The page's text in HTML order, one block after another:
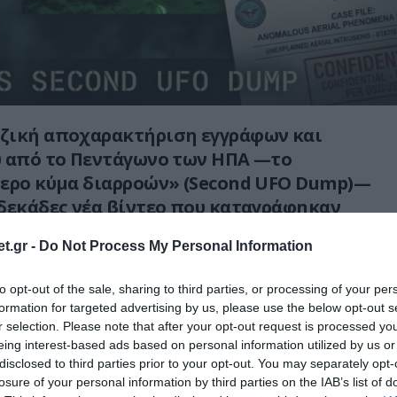
- Do Not Process My Personal Information
opt-out of the sale, sharing to third parties, or processing of your
for targeted advertising by us, please use the below opt-out
selection. Please note that after your opt-out request is processed
interest-based ads based on personal information utilized by us
to third parties prior to your opt-out. You may separately
of your personal information by third parties on the IAB’s list of
αποχαρακτήριση εγγράφων και
από το Πεντάγωνο των ΗΠΑ —το
κύμα διαρροών» (Second UFO Dump)—
νέα βίντεο που καταγράφηκαν
για θολές φωτογραφίες ερασιτεχνών, αλλά
από κάμερες υπερύθρων (FLIR), αισθητήρες
δεκάδων βίντεο που έχουν δοθεί πλέον